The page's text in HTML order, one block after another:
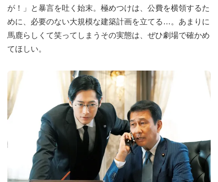
が！」と暴言を吐く始末。極めつけは、公費を横領するた
めに、必要のない大規模な建築計画を立てる…。あまりに
馬鹿らしくて笑ってしまうその実態は、ぜひ劇場で確かめ
てほしい。